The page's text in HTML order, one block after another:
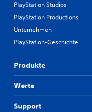
PlayStation Studios
PlayStation Productions
Unternehmen
PlayStation-Geschichte
Produkte
Werte
Support